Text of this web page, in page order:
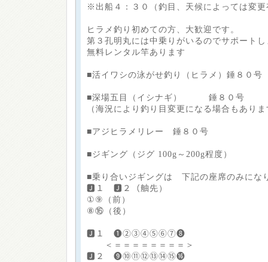
※出船４：３０（釣目、天候によっては変更
ヒラメ釣り初めての方、大歓迎です。
第３孔明丸には中乗りがいるのでサポート
無料レンタル竿あります
■活イワシの泳がせ釣り（ヒラメ）錘８０号
■深場五目（イシナギ） 錘８０号
（海況により釣り目変更になる場合もあり
■アジヒラメリレー 錘８０号
■ジギング（ジグ 100g～200g程度）
■乗り合いジギングは 下記の座席のみにな
🅹１ 🅹２（舳先）
①⑨（前）
⑧⑯（後）
🅹１ ❶②③④⑤⑥⑦❽
＜＝＝＝＝＝＝＝＝＞
🅹２ ❾⑩⑪⑫⑬⑭⑮⓰